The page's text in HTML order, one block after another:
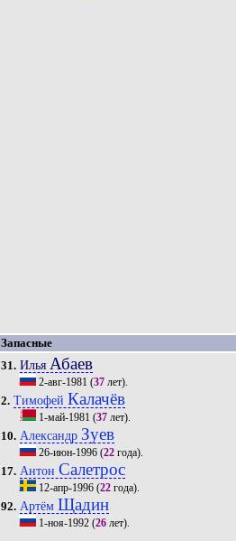
Запасные
31. Илья Абаев
2-авг-1981 (37лет).
2. Тимофей Калачёв
1-май-1981 (37лет).
10. Александр Зуев
26-июн-1996(22года).
17. Антон Салетрос
12-апр-1996(22года).
92. Артём Щадин
1-ноя-1992(26лет).